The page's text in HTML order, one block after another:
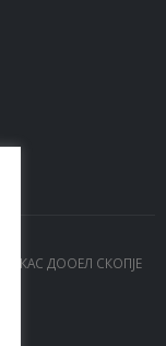
ДООЕЛ СКОПЈЕ